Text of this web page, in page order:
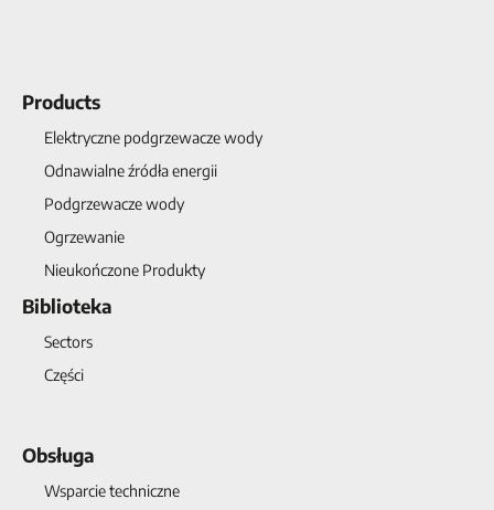
Products
Elektryczne podgrzewacze wody
Odnawialne źródła energii
Podgrzewacze wody
Ogrzewanie
Nieukończone Produkty
Biblioteka
Sectors
Części
Obsługa
Wsparcie techniczne